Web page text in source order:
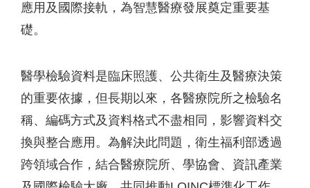
應用及國際接軌，為智慧醫療發展奠定重要基
礎。
醫學檢驗資料是臨床照護、公共衛生及醫療決策
的重要依據，但長期以來，各醫療院所之檢驗名
稱、編碼方式及資料格式不盡相同，影響資料交
換與整合應用。為解決此問題，衛生福利部透過
跨領域合作，結合醫療院所、學協會、資訊產業